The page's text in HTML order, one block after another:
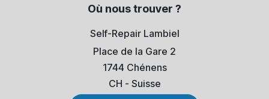
Où nous trouver ?
Self-Repair Lambiel
Place de la Gare 2
1744 Chénens
​CH - Suisse